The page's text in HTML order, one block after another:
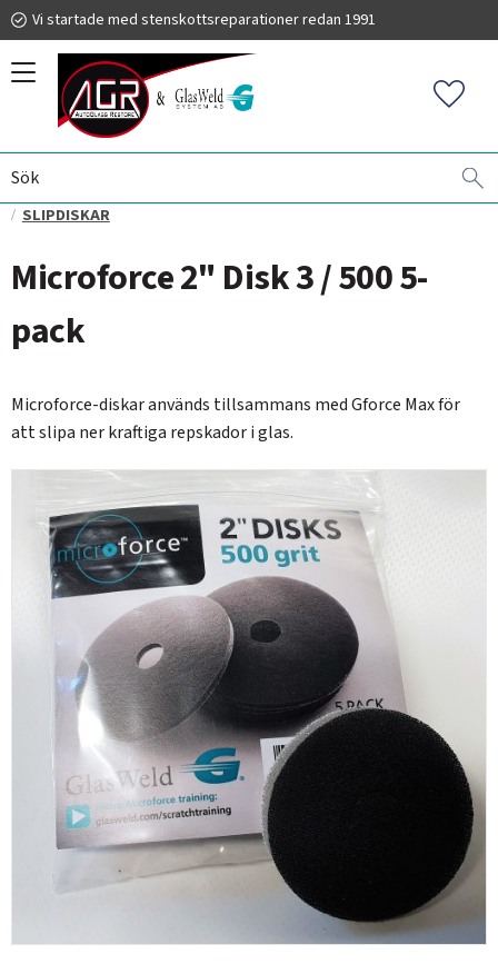
Vi startade med stenskottsreparationer redan 1991
BORTPOLERING AV REPOR I GLAS
SLIPDISKAR
Microforce 2" Disk 3 / 500 5-
pack
Microforce-diskar används tillsammans med Gforce Max för
att slipa ner kraftiga repskador i glas.
019 225 220
info@autoglassrestore.se